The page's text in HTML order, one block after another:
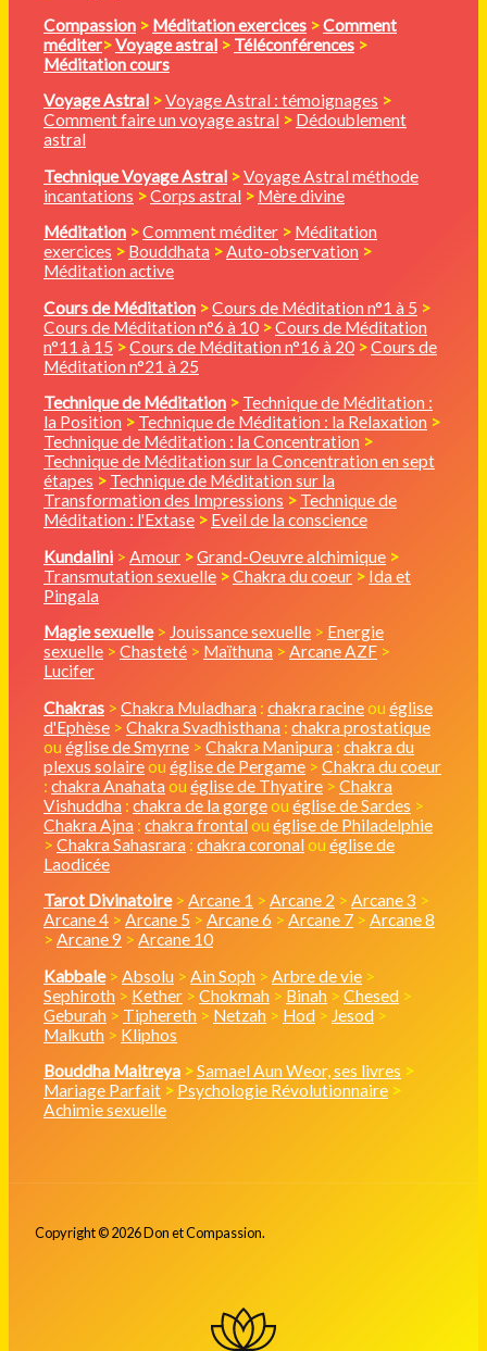
Compassion > Méditationexercices >Comment
méditer>Voyage astral > Téléconférences >
Méditation cours
Voyage Astral >Voyage Astral : témoignages >
Comment faire un voyage astral > Dédoublement
astral
Technique Voyage Astral >Voyage Astral méthode
incantations >Corps astral > Mère divine
Méditation >Comment méditer > Méditation
exercices > Bouddhata >Auto-observation >
Méditation active
Cours de Méditation >Cours de Méditation n°1 à 5 >
Cours de Méditation n°6 à 10 >Cours de Méditation
n°11 à 15 >Cours de Méditation n°16 à 20 >Cours de
Méditation n°21 à 25
Technique de Méditation > Technique de Méditation :
la Position > Technique de Méditation : la Relaxation >
Technique de Méditation : la Concentration >
Technique de Méditation sur la Concentration en sept
étapes > Technique de Méditation sur la
Transformation des Impressions > Technique de
Méditation : l'Extase > Eveil de la conscience
Kundalini > Amour >Grand-Oeuvre alchimique >
Transmutation sexuelle >Chakra du coeur > Ida et
Pingala
Magie sexuelle> Jouissance sexuelle > Energie
sexuelle > Chasteté > Maïthuna > Arcane AZF >
Lucifer
Chakras > Chakra Muladhara : chakra racineou église
d'Ephèse > Chakra Svadhisthana : chakra prostatique
ou église de Smyrne > Chakra Manipura : chakra du
plexus solaireou église de Pergame > Chakra du coeur
: chakra Anahata ou église de Thyatire > Chakra
Vishuddha : chakra de la gorgeou église de Sardes >
Chakra Ajna : chakra frontalou église de Philadelphie
> Chakra Sahasrara : chakra coronal ou église de
Laodicée
Tarot Divinatoire > Arcane 1 > Arcane 2 > Arcane 3 >
Arcane 4 > Arcane 5 > Arcane 6 > Arcane 7 > Arcane 8
> Arcane 9 > Arcane 10
Kabbale> Absolu > Ain Soph > Arbre de vie >
Sephiroth > Kether > Chokmah > Binah > Chesed >
Geburah > Tiphereth > Netzah > Hod > Jesod >
Malkuth > Kliphos
Bouddha Maitreya >Samael Aun Weor, ses livres >
Mariage Parfait > Psychologie Révolutionnaire >
Achimie sexuelle
Copyright © 2026 Don et Compassion.